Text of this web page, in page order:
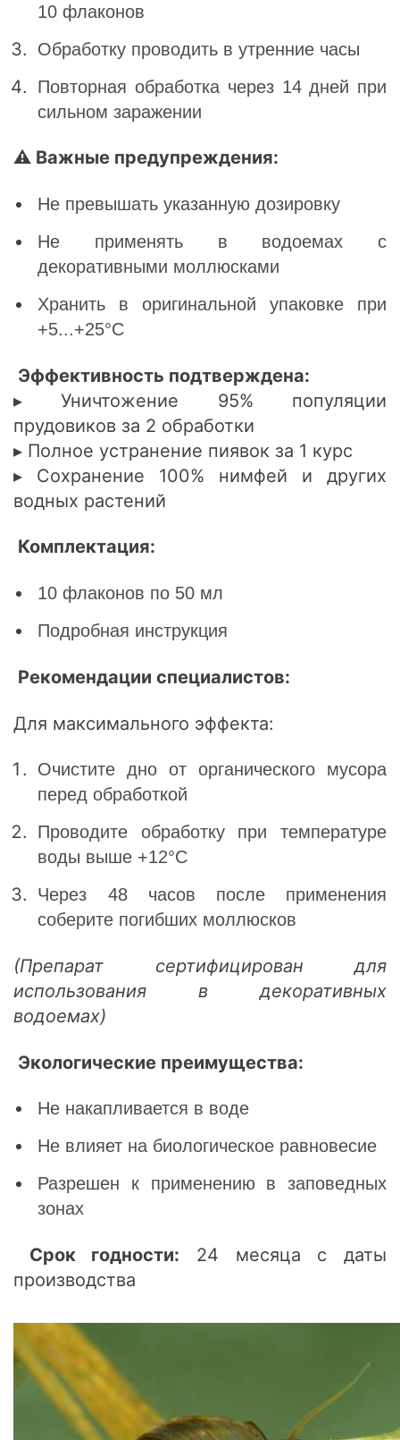
10 флаконов
Обработку проводить в утренние часы
Повторная обработка через 14 дней при
сильном заражении
⚠ Важные предупреждения:
Не превышать указанную дозировку
Не применять в водоемах с
декоративными моллюсками
Хранить в оригинальной упаковке при
+5...+25°C
Эффективность подтверждена:
▸ Уничтожение 95% популяции
прудовиков за 2 обработки
▸ Полное устранение пиявок за 1 курс
▸ Сохранение 100% нимфей и других
водных растений
Комплектация:
10 флаконов по 50 мл
Подробная инструкция
Рекомендации специалистов:
Для максимального эффекта:
Очистите дно от органического мусора
перед обработкой
Проводите обработку при температуре
воды выше +12°C
Через 48 часов после применения
соберите погибших моллюсков
(Препарат сертифицирован для
использования в декоративных
водоемах)
Экологические преимущества:
Не накапливается в воде
Не влияет на биологическое равновесие
Разрешен к применению в заповедных
зонах
Срок годности:
24 месяца с даты
производства